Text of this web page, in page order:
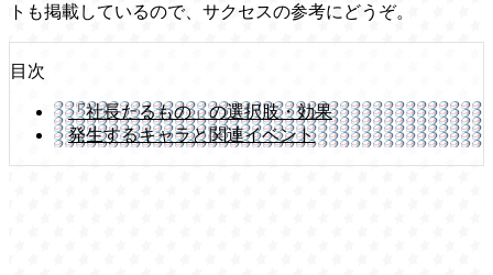
トも掲載しているので、サクセスの参考にどうぞ。
目次
「社長たるもの」の選択肢・効果
発生するキャラと関連イベント